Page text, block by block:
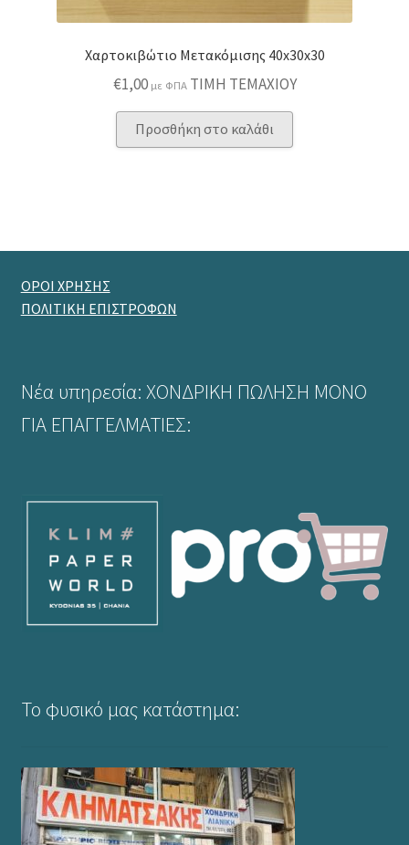
Χαρτοκιβώτιο Μετακόμισης 40x30x30
€1,00 με ΦΠΑ ΤΙΜΗ ΤΕΜΑΧΙΟΥ
Προσθήκη στο καλάθι
ΟΡΟΙ ΧΡΗΣΗΣ
ΠΟΛΙΤΙΚΗ ΕΠΙΣΤΡΟΦΩΝ
Νέα υπηρεσία: ΧΟΝΔΡΙΚΗ ΠΩΛΗΣΗ ΜΟΝΟ
ΓΙΑ ΕΠΑΓΓΕΛΜΑΤΙΕΣ:
Το φυσικό μας κατάστημα: